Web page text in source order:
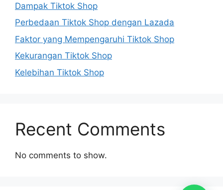
Dampak Tiktok Shop
Perbedaan Tiktok Shop dengan Lazada
Faktor yang Mempengaruhi Tiktok Shop
Kekurangan Tiktok Shop
Kelebihan Tiktok Shop
Recent Comments
No comments to show.